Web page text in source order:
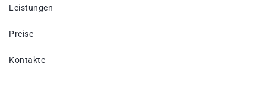
Leistungen
Preise
Kontakte